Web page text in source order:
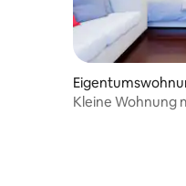
District
Kleine Wohnung